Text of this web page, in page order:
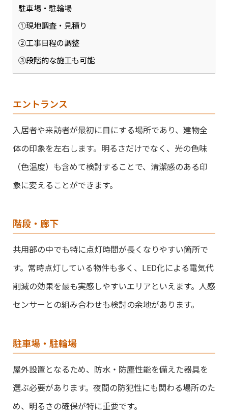
駐車場・駐輪場
①現地調査・見積り
②工事日程の調整
③段階的な施工も可能
エントランス
入居者や来訪者が最初に目にする場所であり、建物全
体の印象を左右します。明るさだけでなく、光の色味
（色温度）も含めて検討することで、清潔感のある印
象に変えることができます。
階段・廊下
共用部の中でも特に点灯時間が長くなりやすい箇所で
す。常時点灯している物件も多く、LED化による電気代
削減の効果を最も実感しやすいエリアといえます。人感
センサーとの組み合わせも検討の余地があります。
駐車場・駐輪場
屋外設置となるため、防水・防塵性能を備えた器具を
選ぶ必要があります。夜間の防犯性にも関わる場所のた
め、明るさの確保が特に重要です。